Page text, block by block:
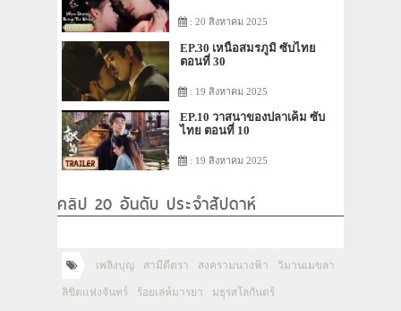
: 20 สิงหาคม 2025
EP.30 เหนือสมรภูมิ ซับไทย
ตอนที่ 30
: 19 สิงหาคม 2025
EP.10 วาสนาของปลาเค็ม ซับ
ไทย ตอนที่ 10
: 19 สิงหาคม 2025
คลิป 20 อันดับ ประจำสัปดาห์
เพลิงบุญ สามีตีตรา สงครามนางฟ้า วิมานเมขลา
ลิขิตแห่งจันทร์ ร้อยเล่ห์มารยา มธุรสโลกันตร์